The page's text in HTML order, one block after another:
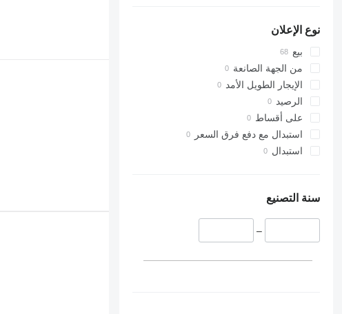
نوع الإعلان
بيع
من الجهة الصانعة
الإيجار الطويل الأمد
الرصيد
على أقساط
استبدال مع دفع فرق السعر
استبدال
سنة التصنيع
–